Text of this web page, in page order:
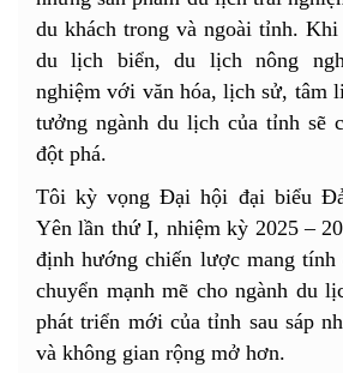
du khách trong và ngoài tỉnh.
du lịch biển, du lịch nông
nghiệm với văn hóa, lịch sử, tâm
tưởng ngành du lịch của tỉnh sẽ
đột phá.
Tôi kỳ vọng Đại hội đại biểu
Yên lần thứ I, nhiệm kỳ 2025 –
định hướng chiến lược mang tính
chuyển mạnh mẽ cho ngành du
phát triển mới của tỉnh sau sáp
và không gian rộng mở hơn.